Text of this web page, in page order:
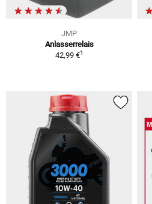
JMP
Anlasserrelais
42,99 €1